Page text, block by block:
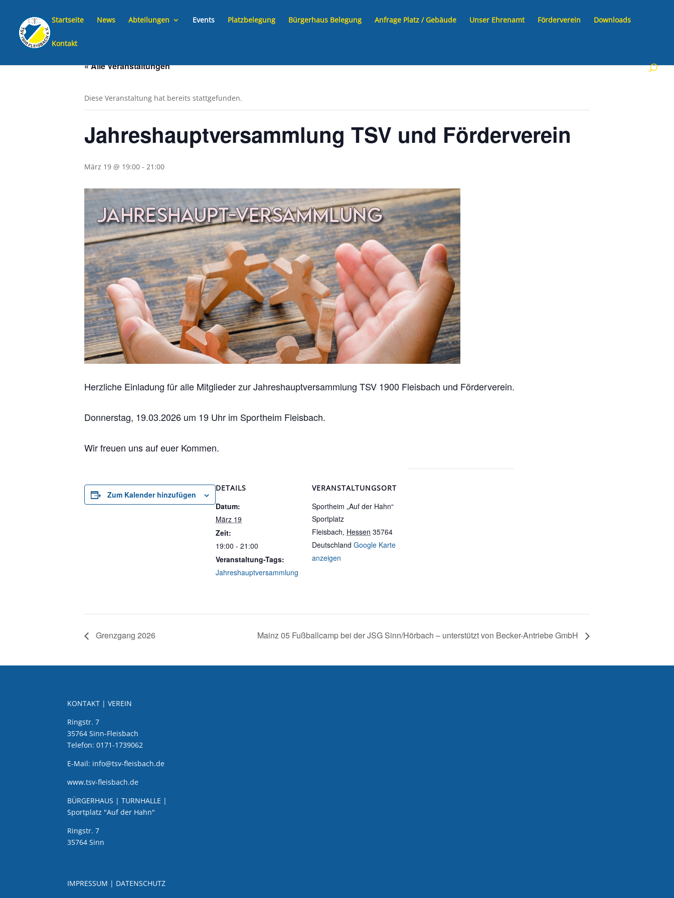
Startseite News Abteilungen Events Platzbelegung Bürgerhaus Belegung Anfrage Platz / Gebäude Unser Ehrenamt Förderverein Downloads
Kontakt
« Alle Veranstaltungen
Diese Veranstaltung hat bereits stattgefunden.
Jahreshauptversammlung TSV und Förderverein
März 19 @ 19:00 - 21:00
Herzliche Einladung für alle Mitglieder zur Jahreshauptversammlung TSV 1900 Fleisbach und Förderverein.
Donnerstag, 19.03.2026 um 19 Uhr im Sportheim Fleisbach.
Wir freuen uns auf euer Kommen.
Zum Kalender hinzufügen
DETAILS
Datum:
März 19
Zeit:
19:00 - 21:00
Veranstaltung-Tags:
Jahreshauptversammlung
VERANSTALTUNGSORT
Sportheim „Auf der Hahn“
Sportplatz
Fleisbach, Hessen 35764
Deutschland Google Karte
anzeigen
Grenzgang 2026 Mainz 05 Fußballcamp bei der JSG Sinn/Hörbach – unterstützt von Becker-Antriebe GmbH
KONTAKT | VEREIN
Ringstr. 7
35764 Sinn-Fleisbach
Telefon: 0171-1739062
E-Mail: info@tsv-fleisbach.de
www.tsv-fleisbach.de
BÜRGERHAUS | TURNHALLE |
Sportplatz "Auf der Hahn"
Ringstr. 7
35764 Sinn
IMPRESSUM | DATENSCHUTZ